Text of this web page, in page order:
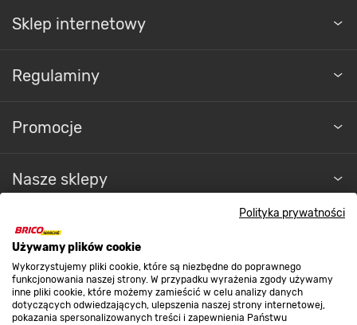
Polityka prywatności
Używamy plików cookie
Wykorzystujemy pliki cookie, które są niezbędne do poprawnego
funkcjonowania naszej strony. W przypadku wyrażenia zgody używamy
inne pliki cookie, które możemy zamieścić w celu analizy danych
dotyczących odwiedzających, ulepszenia naszej strony internetowej,
pokazania spersonalizowanych treści i zapewnienia Państwu
Sklep internetowy
Regulaminy
Promocje
Nasze sklepy
O nas
Kontakt do sklepu